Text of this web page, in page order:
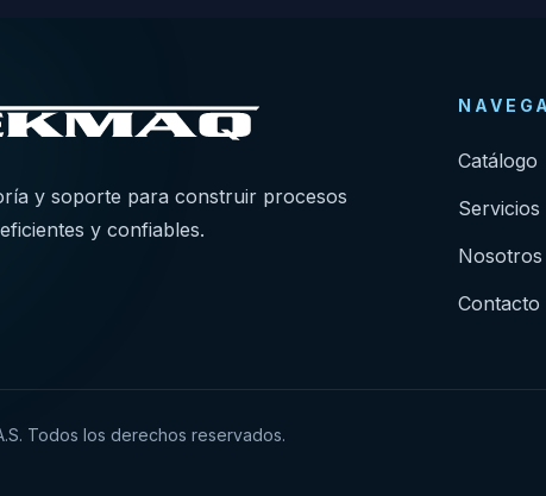
y soporte para construir procesos
y confiables.
Catálogo
Servicios
Nosotros
Contacto
Todos los derechos reservados.